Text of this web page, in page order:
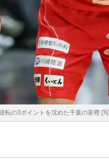
転の3ポイントを沈めた千葉の富樫 [